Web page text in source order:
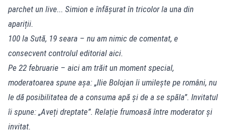
parchet un live... Simion e înfășurat în tricolor la una din
apariții.
100 la Sută, 19 seara – nu am nimic de comentat, e
consecvent controlul editorial aici.
Pe 22 februarie – aici am trăit un moment special,
moderatoarea spune așa: „Ilie Bolojan îi umilește pe români, nu
le dă posibilitatea de a consuma apă și de a se spăla”. Invitatul
îi spune: „Aveți dreptate”. Relație frumoasă între moderator și
invitat.